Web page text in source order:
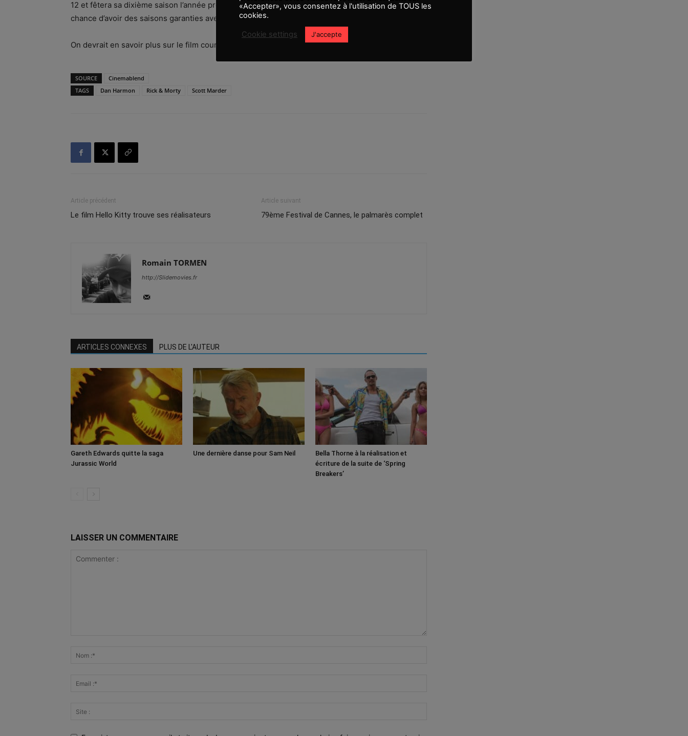
12 et fêtera sa dixième saison l’année prochaine. Assez surprenant, peu de séries n’ont pas cette
chance d’avoir des saisons garanties avec de l’avance.
On devrait en savoir plus sur le film courant de l’année ou lors de la sortie de la dixième saison.
SOURCE
Cinemablend
TAGS
Dan Harmon Rick & Morty Scott Marder
Article précédent
Le film Hello Kitty trouve ses réalisateurs
Article suivant
79ème Festival de Cannes, le palmarès complet
Romain TORMEN
http://Slidemovies.fr
ARTICLES CONNEXES PLUS DE L'AUTEUR
Gareth Edwards quitte la saga
Jurassic World
Une dernière danse pour Sam Neil
Bella Thorne à la réalisation et
écriture de la suite de ‘Spring
Breakers’
LAISSER UN COMMENTAIRE
«Accepter», vous consentez à l'utilisation de TOUS les
cookies.
Cookie settings J'accepte